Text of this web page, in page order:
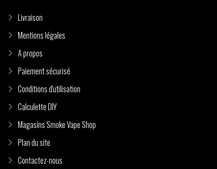
Livraison
Mentions légales
A propos
Paiement sécurisé
Conditions d'utilisation
Calculette DIY
Magasins Smoke Vape Shop
Plan du site
Contactez-nous